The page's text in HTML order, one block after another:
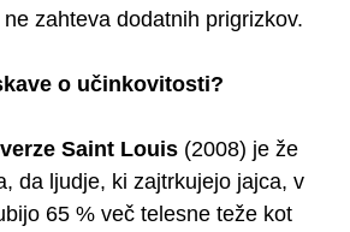
zahteva dodatnih prigrizkov.
o učinkovitosti?
Saint Louis (2008) je že
da ljudje, ki zajtrkujejo jajca, v
65 % več telesne teže kot